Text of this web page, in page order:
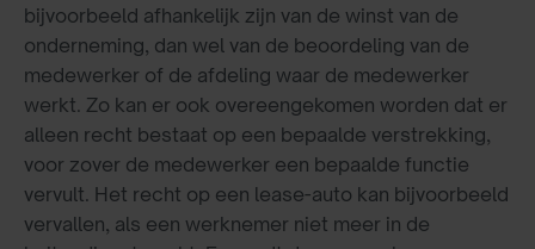
bijvoorbeeld afhankelijk zijn van de winst van de
onderneming, dan wel van de beoordeling van de
medewerker of de afdeling waar de medewerker
werkt. Zo kan er ook overeengekomen worden dat er
alleen recht bestaat op een bepaalde verstrekking,
voor zover de medewerker een bepaalde functie
vervult. Het recht op een lease-auto kan bijvoorbeeld
vervallen, als een werknemer niet meer in de